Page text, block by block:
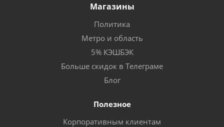
Магазины
Политика
Метро и область
5% КЭШБЭК
Больше скидок в Телеграме
Блог
Полезное
Корпоративным клиентам